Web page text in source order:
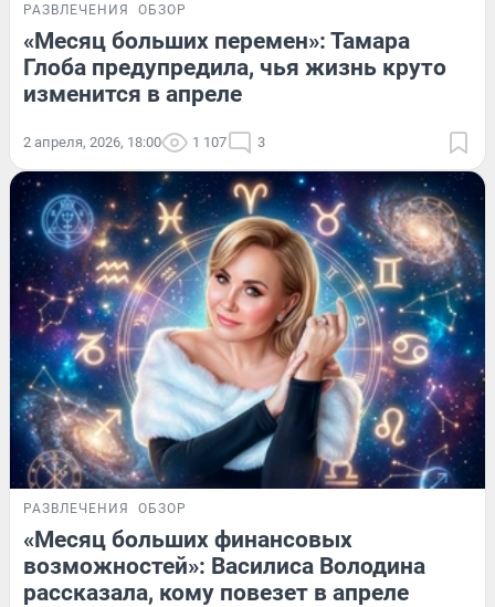
РАЗВЛЕЧЕНИЯ ОБЗОР
«Месяц больших перемен»: Тамара
Глоба предупредила, чья жизнь круто
изменится в апреле
2 апреля, 2026, 18:00 1 107 3
РАЗВЛЕЧЕНИЯ ОБЗОР
«Месяц больших финансовых
возможностей»: Василиса Володина
рассказала, кому повезет в апреле